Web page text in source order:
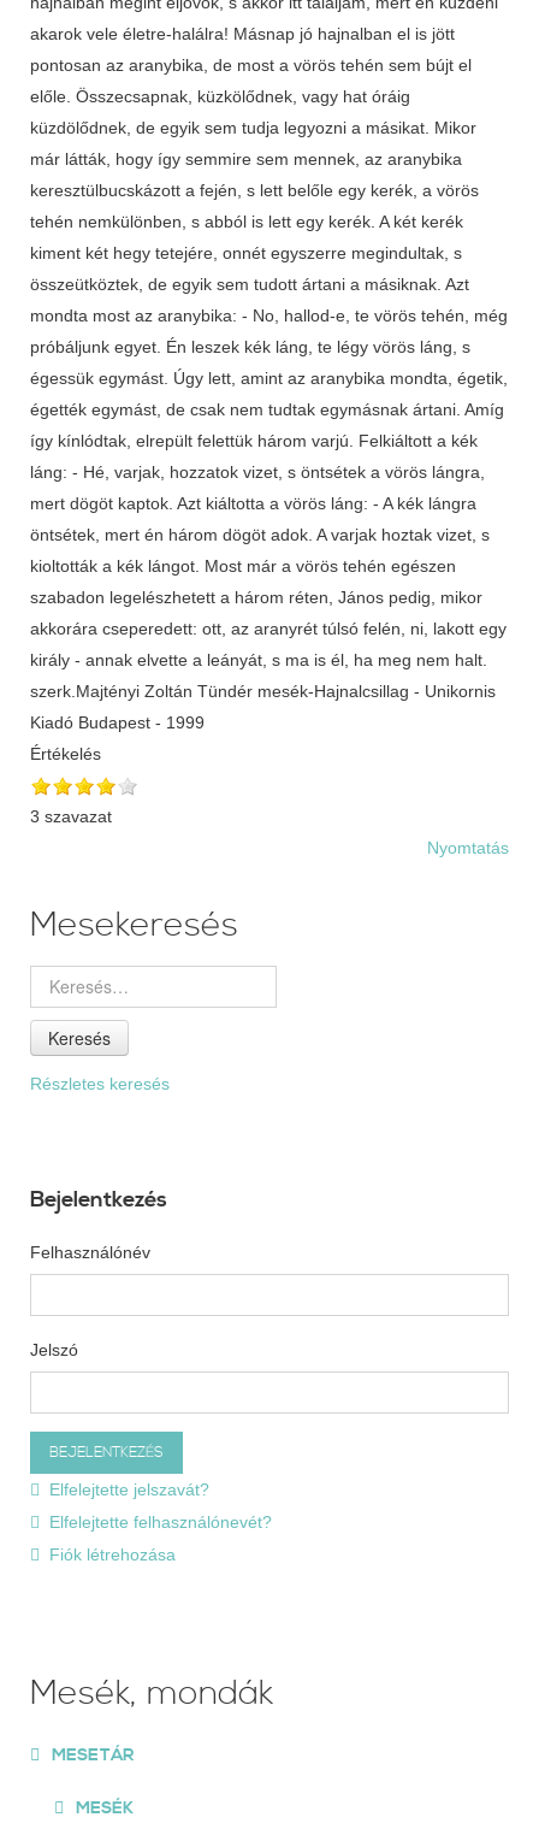
akarok vele életre-halálra! Másnap jó hajnalban el is jött
pontosan az aranybika, de most a vörös tehén sem bújt el
előle. Összecsapnak, küzkölődnek, vagy hat óráig
küzdölődnek, de egyik sem tudja legyozni a másikat. Mikor
már látták, hogy így semmire sem mennek, az aranybika
keresztülbucskázott a fején, s lett belőle egy kerék, a vörös
tehén nemkülönben, s abból is lett egy kerék. A két kerék
kiment két hegy tetejére, onnét egyszerre megindultak, s
összeütköztek, de egyik sem tudott ártani a másiknak. Azt
mondta most az aranybika: - No, hallod-e, te vörös tehén, még
próbáljunk egyet. Én leszek kék láng, te légy vörös láng, s
égessük egymást. Úgy lett, amint az aranybika mondta, égetik,
égették egymást, de csak nem tudtak egymásnak ártani. Amíg
így kínlódtak, elrepült felettük három varjú. Felkiáltott a kék
láng: - Hé, varjak, hozzatok vizet, s öntsétek a vörös lángra,
mert dögöt kaptok. Azt kiáltotta a vörös láng: - A kék lángra
öntsétek, mert én három dögöt adok. A varjak hoztak vizet, s
kioltották a kék lángot. Most már a vörös tehén egészen
szabadon legelészhetett a három réten, János pedig, mikor
akkorára cseperedett: ott, az aranyrét túlsó felén, ni, lakott egy
király - annak elvette a leányát, s ma is él, ha meg nem halt.
szerk.Majtényi Zoltán Tündér mesék-Hajnalcsillag - Unikornis
Kiadó Budapest - 1999
Értékelés
3 szavazat
Nyomtatás
Mesekeresés
Keresés
Részletes keresés
Bejelentkezés
Felhasználónév
Jelszó
Elfelejtette jelszavát?
Elfelejtette felhasználónevét?
Fiók létrehozása
Mesék, mondák
MESETÁR
MESÉK